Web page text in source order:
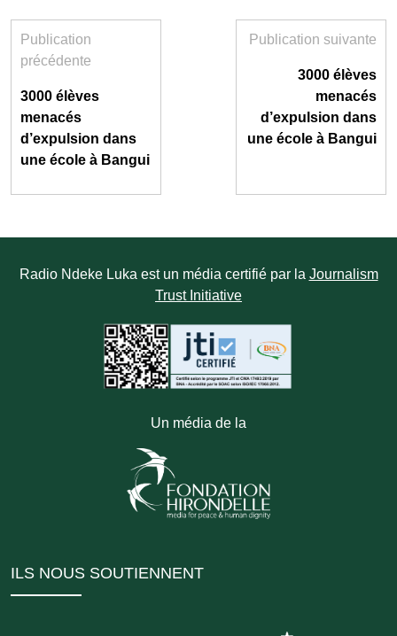
Publication
précédente
3000 élèves
menacés
d’expulsion dans
une école à Bangui
Publication suivante
3000 élèves
menacés
d’expulsion dans
une école à Bangui
Radio Ndeke Luka est un média certifié par la Journalism
Trust Initiative
Un média de la
ILS NOUS SOUTIENNENT